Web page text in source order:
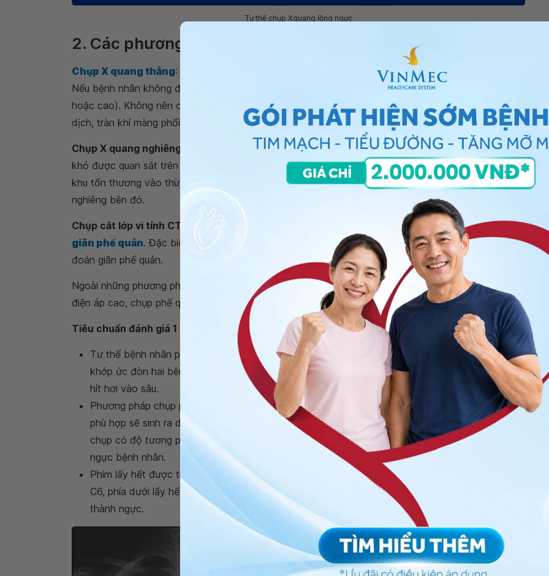
Tư thế chụp Xquang lồng ngực
2. Các phương pháp X Quang lồng ngực
Chụp X quang thẳng: Bệnh nhân được hướng dẫn chụp ở tư thế đứng theo chiều sau - trước.
Nếu bệnh nhân không đứng được thì có thể chụp ở tư thế Fowler (tư thế thấp, bán chuẩn, chuẩn
hoặc cao). Không nên chụp ở tư thế nằm vì sẽ gây khó khăn trong việc chẩn đoán tình trạng tràn
dịch, tràn khí màng phổi.
Chụp X quang nghiêng : Thường được áp dụng để làm rõ những tổn thương nghi ngờ có dạng khối
khó được quan sát trên phim thẳng. Mục đích của chụp nghiêng là để phân vùng trung thất, định
khu tổn thương vào thùy và phân thùy phổi. Nếu nghi ngờ có tổn thương ở bên nào thì chụp
nghiêng bên đó.
Chụp cắt lớp vi tính CT : Là phương pháp đặc biệt hữu hiệu giúp chẩn đoán u phổi, u trung thất
và
giãn phế quản. Đặc biệt chụp cắt lớp vi tính với độ phân giải cao (HRCT) rất có giá trị trong chẩn
đoán giãn phế quản.
Ngoài những phương pháp trên còn một số phương pháp chụpX quang lồng ngựckhác như chụp
điện áp cao, chụp phế quản có bơm cản quang... tuy nhiên hiện ít được áp dụng.
Tiêu chuẩn đánh giá 1 phim X quang phổi đẹp
Tư thế bệnh nhân phù hợp
: Bệnh nhân dáng đứng cân đối, không vẹo, lệch. Ở trên phim thấy
khớp ức đòn hai bên cân đối, 2 xương bả vai ra ngoài trường phổi. Ảnh chụp khi bệnh nhân
hít hơi vào sâu.
Phương pháp chụp phù hợp
: Về cơ sở vật chất, điện áp KV và mA nếu đặt vào bóng X quang
phù hợp sẽ sinh ra dòng tia X có cường độ vừa phải, không quá non hoặc quá già giúp phim
chụp có độ tương phản tốt, không đen hoặc trắng quá, từ đó thấy được bóng 3, 4 đốt sống
ngực bệnh nhân.
Phim lấy hết được trường phổi, không hụt lệch
: Ảnh chụp phía trên phải lấy hết đốt sống cổ
C6, phía dưới lấy hết 2 vòm hoành, hai bên căn chụp hết khung xương sườn và phần mềm ở
thành ngực.